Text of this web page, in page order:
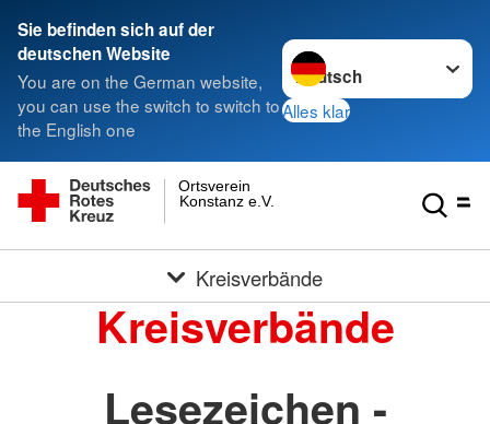
Sie befinden sich auf der
deutschen Website
You are on the German website,
you can use the switch to switch to
the English one
Sprache wechseln zu
Alles klar
Konstanz e.V.
Ortsverein
Kreisverbände
Kreisverbände
Lesezeichen -